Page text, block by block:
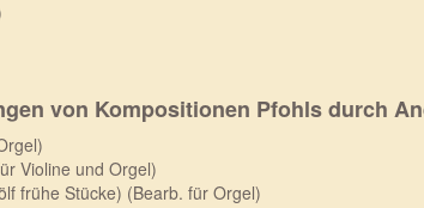
von Kompositionen Pfohls durch
Violine und Orgel)
frühe Stücke) (Bearb. für Orgel)